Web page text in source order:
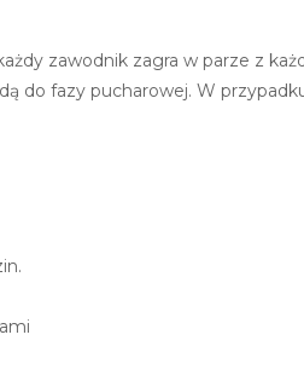
zawodnik zagra w parze z
do fazy pucharowej. W